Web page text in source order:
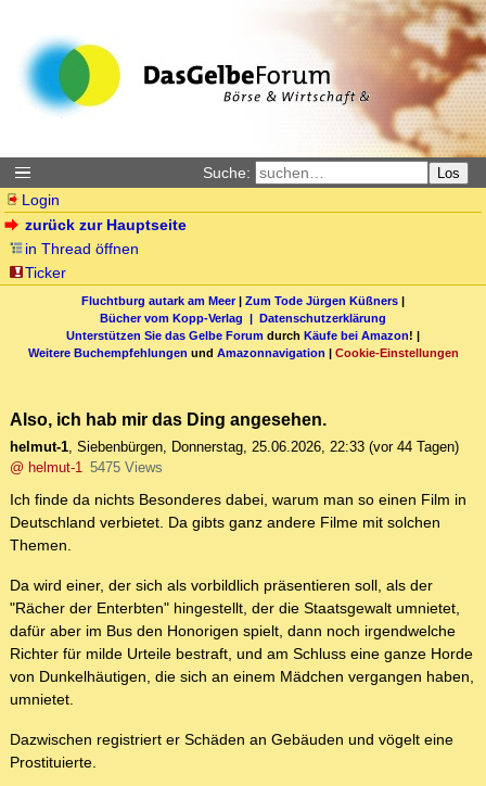
Suche: Los
Login
zurück zur Hauptseite
in Thread öffnen
Ticker
Fluchtburg autark am Meer| Zum Tode Jürgen Küßners |
Bücher vom Kopp-Verlag | Datenschutzerklärung
Unterstützen Sie das Gelbe Forum durch Käufe bei Amazon! |
Weitere Buchempfehlungen und Amazonnavigation | Cookie-Einstellungen
Also, ich hab mir das Ding angesehen.
helmut-1, Siebenbürgen, Donnerstag, 25.06.2026, 22:33 (vor 44 Tagen)
@ helmut-1 5475 Views
Ich finde da nichts Besonderes dabei, warum man so einen Film in
Deutschland verbietet. Da gibts ganz andere Filme mit solchen
Themen.
Da wird einer, der sich als vorbildlich präsentieren soll, als der
"Rächer der Enterbten" hingestellt, der die Staatsgewalt umnietet,
dafür aber im Bus den Honorigen spielt, dann noch irgendwelche
Richter für milde Urteile bestraft, und am Schluss eine ganze Horde
von Dunkelhäutigen, die sich an einem Mädchen vergangen haben,
umnietet.
Dazwischen registriert er Schäden an Gebäuden und vögelt eine
Prostituierte.